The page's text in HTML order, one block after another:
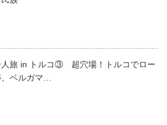
人旅 in トルコ③ 超穴場！トルコでロー
、ベルガマ…